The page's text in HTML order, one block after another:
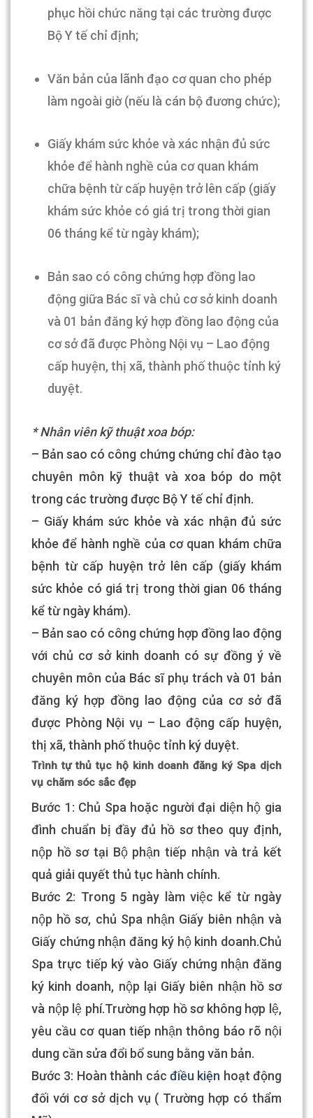
phục hồi chức năng tại các trường được
Bộ Y tế chỉ định;
Văn bản của lãnh đạo cơ quan cho phép
làm ngoài giờ (nếu là cán bộ đương chức);
Giấy khám sức khỏe và xác nhận đủ sức
khỏe để hành nghề của cơ quan khám
chữa bệnh từ cấp huyện trở lên cấp (giấy
khám sức khỏe có giá trị trong thời gian
06 tháng kể từ ngày khám);
Bản sao có công chứng hợp đồng lao
động giữa Bác sĩ và chủ cơ sở kinh doanh
và 01 bản đăng ký hợp đồng lao động của
cơ sở đã được Phòng Nội vụ – Lao động
cấp huyện, thị xã, thành phố thuộc tỉnh ký
duyệt.
* Nhân viên kỹ thuật xoa bóp:
– Bản sao có công chứng chứng chỉ đào tạo
chuyên môn kỹ thuật và xoa bóp do một
trong các trường được Bộ Y tế chỉ định.
– Giấy khám sức khỏe và xác nhận đủ sức
khỏe để hành nghề của cơ quan khám chữa
bệnh từ cấp huyện trở lên cấp (giấy khám
sức khỏe có giá trị trong thời gian 06 tháng
kể từ ngày khám).
– Bản sao có công chứng hợp đồng lao động
với chủ cơ sở kinh doanh có sự đồng ý về
chuyên môn của Bác sĩ phụ trách và 01 bản
đăng ký hợp đồng lao động của cơ sở đã
được Phòng Nội vụ – Lao động cấp huyện,
thị xã, thành phố thuộc tỉnh ký duyệt.
Trình tự thủ tục hộ kinh doanh đăng ký Spa dịch
vụ chăm sóc sắc đẹp
Bước 1: Chủ Spa hoặc người đại diện hộ gia
đình chuẩn bị đầy đủ hồ sơ theo quy định,
nộp hồ sơ tại Bộ phận tiếp nhận và trả kết
quả giải quyết thủ tục hành chính.
Bước 2: Trong 5 ngày làm việc kể từ ngày
nộp hồ sơ, chủ Spa nhận Giấy biên nhận và
Giấy chứng nhận đăng ký hộ kinh doanh.Chủ
Spa trực tiếp ký vào Giấy chứng nhận đăng
ký kinh doanh, nộp lại Giấy biên nhận hồ sơ
và nộp lệ phí.Trường hợp hồ sơ không hợp lệ,
yêu cầu cơ quan tiếp nhận thông báo rõ nội
dung cần sửa đổi bổ sung bằng văn bản.
Bước 3: Hoàn thành các điều kiện hoạt động
đối với cơ sở dịch vụ ( Trường hợp có thẩm